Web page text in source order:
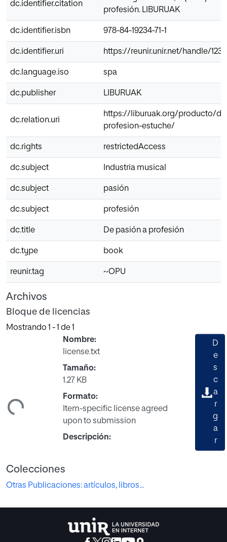
dc.identifier.citation
profesión. LIBURUAK
dc.identifier.isbn 978-84-19234-71-1
dc.identifier.uri https://reunir.unir.net/handle/
dc.language.iso spa
dc.publisher LIBURUAK
dc.relation.uri
https://liburuak.org/producto/
profesion-estuche/
dc.rights restrictedAccess
dc.subject Industria musical
dc.subject pasión
dc.subject profesión
dc.title De pasión a profesión
dc.type book
reunir.tag ~OPU
Archivos
Bloque de licencias
Mostrando 1 - 1 de 1
Nombre:
license.txt
Tamaño:
1.27 KB
Formato:
Item-specific license agreed
upon to submission
Descripción:
D
e
s
c
a
r
g
a
r
Colecciones
Otras Publicaciones: artículos, libros...